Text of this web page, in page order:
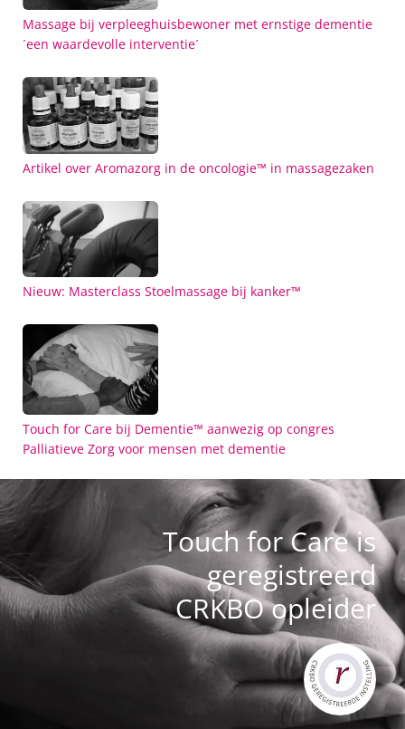
Massage bij verpleeghuisbewoner met ernstige dementie
´een waardevolle interventie´
Artikel over Aromazorg in de oncologie™ in massagezaken
Nieuw: Masterclass Stoelmassage bij kanker™
Touch for Care bij Dementie™ aanwezig op congres
Palliatieve Zorg voor mensen met dementie
Touch for Care is
geregistreerd
CRKBO opleider